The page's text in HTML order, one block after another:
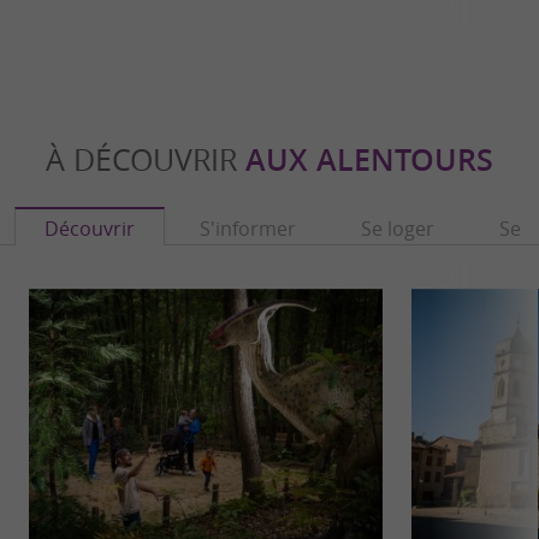
À DÉCOUVRIR AUX ALENTOURS
Découvrir S'informer Se loger Se